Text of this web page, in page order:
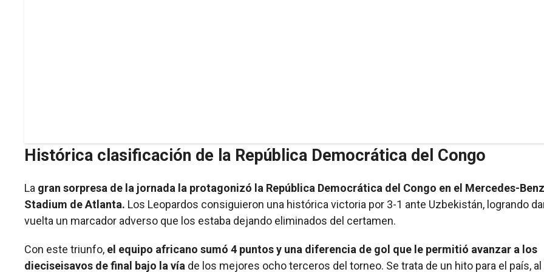
Histórica clasificación de la República Democrática del Congo
La gran sorpresa de la jornada la protagonizó la República Democrática del Congo en el Mercedes-Benz
Stadium de Atlanta. Los Leopardos consiguieron una histórica victoria por 3-1 ante Uzbekistán, logrando
vuelta un marcador adverso que los estaba dejando eliminados del certamen.
Con este triunfo, el equipo africano sumó 4 puntos y una diferencia de gol que le permitió avanzar a los
dieciseisavos de final bajo la vía de los mejores ocho terceros del torneo. Se trata de un hito para el país, al